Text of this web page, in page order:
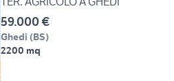
59.000 €
Ghedi (BS)
2200 mq